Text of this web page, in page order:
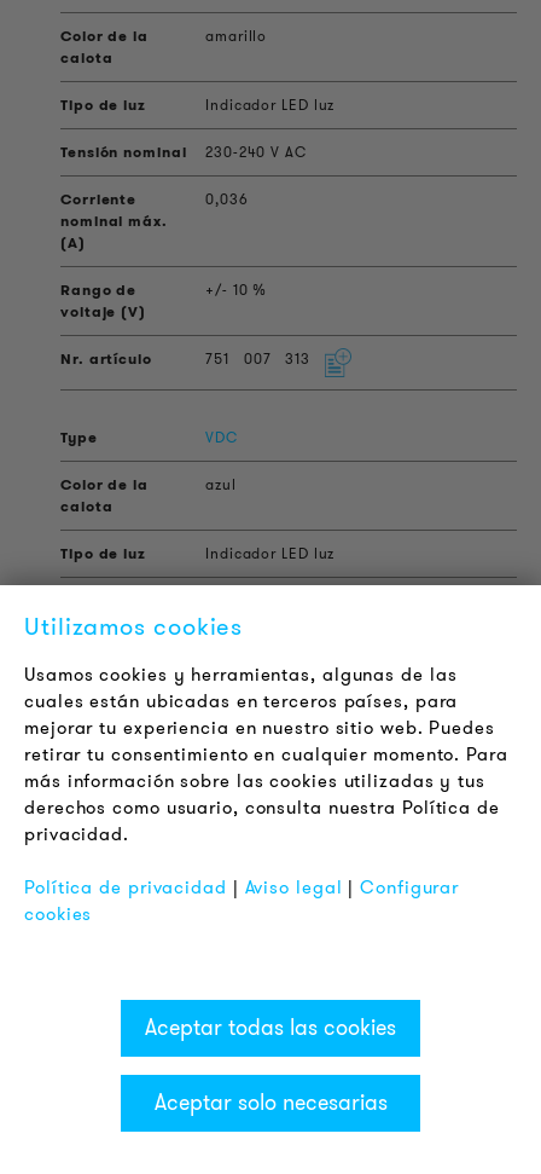
Categorías & Filter
amarillo
Indicador LED luz
230-240 V AC
0,036
+/- 10 %
751 007 313
VDC
azul
Indicador LED luz
+/- 10 %
751 005 405
VDC
Indicador LED luz
0,033
Utilizamos cookies
Usamos cookies y herramientas, algunas de las
cuales están ubicadas en terceros países, para
mejorar tu experiencia en nuestro sitio web. Puedes
retirar tu consentimiento en cualquier momento. Para
más información sobre las cookies utilizadas y tus
derechos como usuario, consulta nuestra Política de
privacidad.
Política de privacidad | Aviso legal |Configurar
cookies
Aceptar todas las cookies
Aceptar solo necesarias